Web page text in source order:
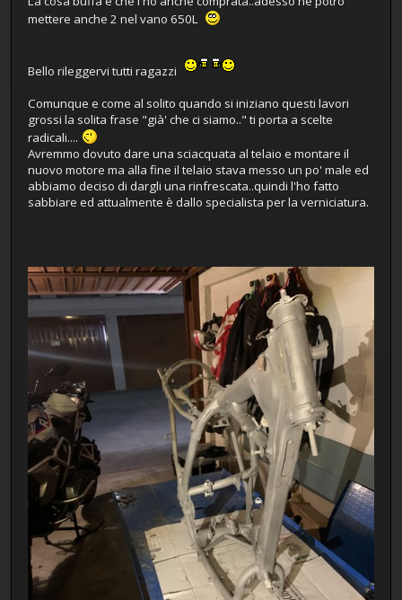
mettere anche 2 nel vano 650L
Bello rileggervi tutti ragazzi
Comunque e come al solito quando si iniziano questi lavori
grossi la solita frase "già' che ci siamo.." ti porta a scelte
radicali....
Avremmo dovuto dare una sciacquata al telaio e montare il
nuovo motore ma alla fine il telaio stava messo un po' male ed
abbiamo deciso di dargli una rinfrescata..quindi l'ho fatto
sabbiare ed attualmente è dallo specialista per la verniciatura.